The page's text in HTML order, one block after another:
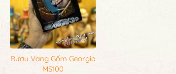
Rượu Vang Gốm Georgia
MS100